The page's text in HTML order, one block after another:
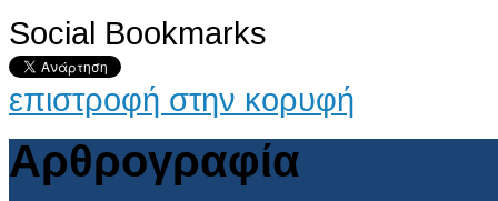
Social Bookmarks
επιστροφή στην κορυφή
Αρθρογραφία